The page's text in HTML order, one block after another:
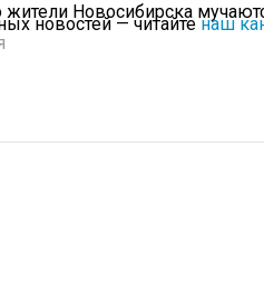
жители Новосибирска
новостей — читайтенаш